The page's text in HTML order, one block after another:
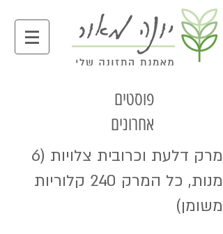
פוסטים
אחרונים
מרק דלעת וכרובית צלויות (6
מנות, כל המרק 240 קלוריות
משומן)